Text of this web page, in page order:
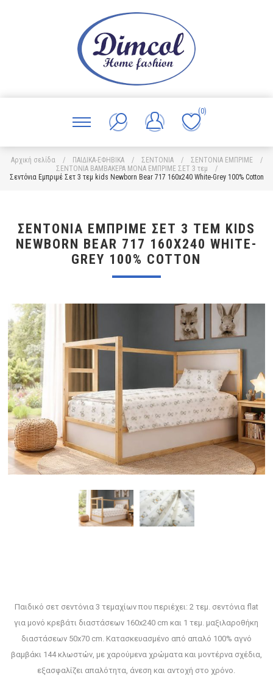
(0)
Αρχική σελίδα / ΠΑΙΔΙΚΑ-ΕΦΗΒΙΚΑ / ΣΕΝΤΟΝΙΑ / ΣΕΝΤΟΝΙΑ ΕΜΠΡΙΜΕ
/
ΣΕΝΤΟΝΙΑ ΒΑΜΒΑΚΕΡΑ ΜΟΝΑ ΕΜΠΡΙΜΕ ΣΕΤ 3 τεμ
/
Σεντόνια Εμπριμέ Σετ 3 τεμ kids Newborn Bear 717 160x240 White-Grey 100% Cotton
ΣΕΝΤΌΝΙΑ ΕΜΠΡΙΜΈ ΣΕΤ 3 ΤΕΜ KIDS
NEWBORN BEAR 717 160X240 WHITE-
GREY 100% COTTON
Παιδικό σετ σεντόνια 3 τεμαχίων που περιέχει: 2 τεμ. σεντόνια flat
για μονό κρεβάτι διαστάσεων 160x240 cm και 1 τεμ. μαξιλαροθήκη
διαστάσεων 50x70 cm. Κατασκευασμένο από απαλό 100% αγνό
βαμβάκι 144 κλωστών, με χαρούμενα χρώματα και μοντέρνα σχέδια,
εξασφαλίζει απαλότητα, άνεση και αντοχή στο χρόνο.